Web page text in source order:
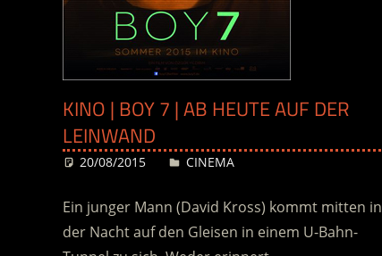
KINO | BOY 7 | AB HEUTE AUF DER
LEINWAND
20/08/2015 Desiree
CINEMA
Ein junger Mann (David Kross) kommt mitten in
der Nacht auf den Gleisen in einem U-Bahn-